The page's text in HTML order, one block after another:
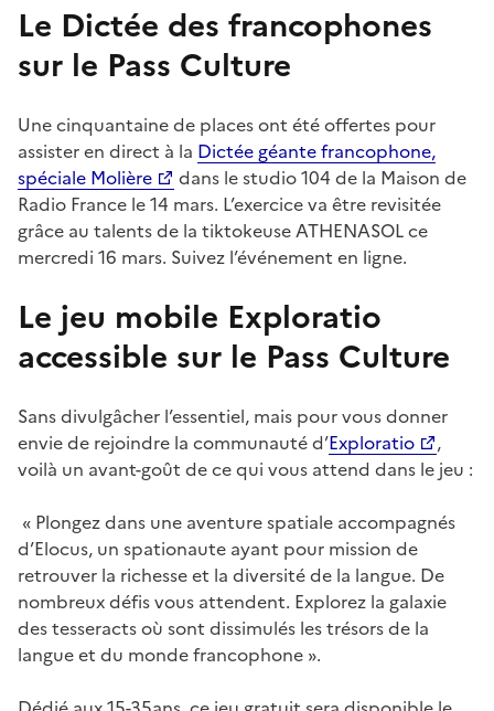
Le Dictée des francophones
sur le Pass Culture
Une cinquantaine de places ont été offertes pour
assister en direct à la Dictée géante francophone,
spéciale Molière
dans le studio 104 de la Maison de
Radio France le 14 mars. L’exercice va être revisitée
grâce au talents de la tiktokeuse ATHENASOL ce
mercredi 16 mars. Suivez l’événement en ligne.
Le jeu mobile Exploratio
accessible sur le Pass Culture
Sans divulgâcher l’essentiel, mais pour vous donner
envie de rejoindre la communauté d’Exploratio
,
voilà un avant-goût de ce qui vous attend dans le jeu :
« Plongez dans une aventure spatiale accompagnés
d’Elocus, un spationaute ayant pour mission de
retrouver la richesse et la diversité de la langue. De
nombreux défis vous attendent. Explorez la galaxie
des tesseracts où sont dissimulés les trésors de la
langue et du monde francophone ».